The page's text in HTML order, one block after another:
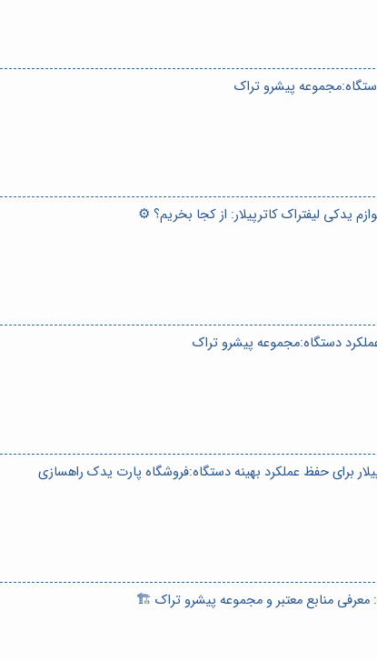
پیشرو تراک
یدکی لیفتراک کاترپیلار: از کجا بخریم؟ ⚙️
دستگاه:مجموعه پیشرو تراک
برای حفظ عملکرد بهینه دستگاه:فروشگاه پارت یدک راهسازی
معرفی منابع معتبر و مجموعه پیشرو تراک 🏗️